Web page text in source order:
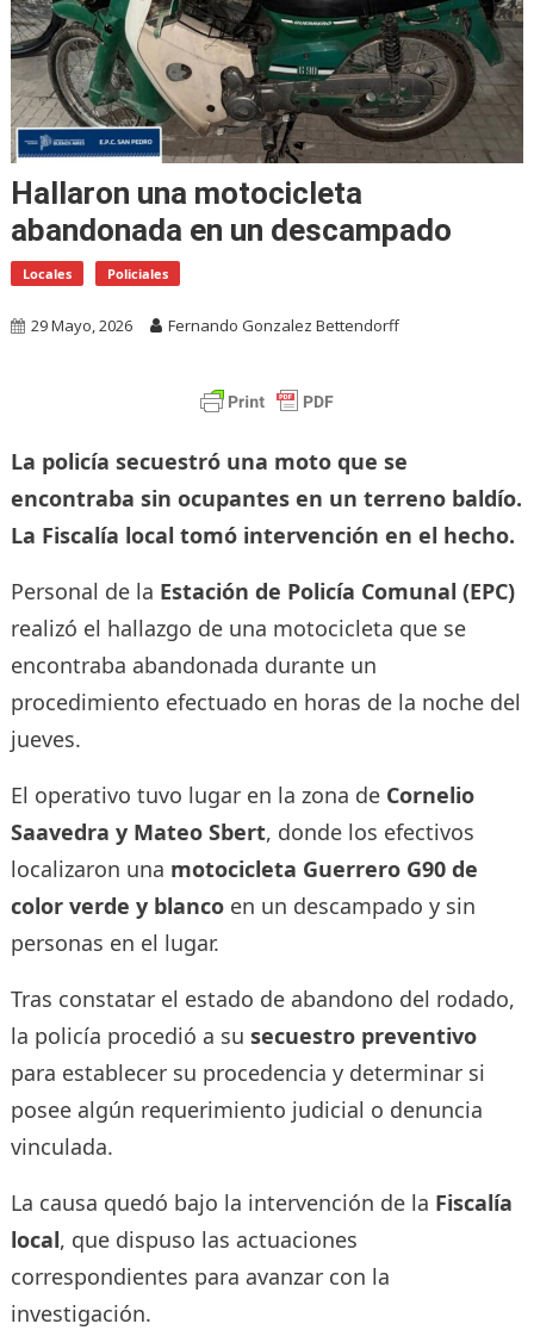
Hallaron una motocicleta
abandonada en un descampado
Locales Policiales
29 Mayo, 2026 Fernando Gonzalez Bettendorff
La policía secuestró una moto que se
encontraba sin ocupantes en un terreno baldío.
La Fiscalía local tomó intervención en el hecho.
Personal de la Estación de Policía Comunal (EPC)
realizó el hallazgo de una motocicleta que se
encontraba abandonada durante un
procedimiento efectuado en horas de la noche del
jueves.
El operativo tuvo lugar en la zona de Cornelio
Saavedra y Mateo Sbert, donde los efectivos
localizaron una motocicleta Guerrero G90 de
color verde y blancoen un descampado y sin
personas en el lugar.
Tras constatar el estado de abandono del rodado,
la policía procedió a su secuestro preventivo
para establecer su procedencia y determinar si
posee algún requerimiento judicial o denuncia
vinculada.
La causa quedó bajo la intervención de la Fiscalía
local, que dispuso las actuaciones
correspondientes para avanzar con la
investigación.